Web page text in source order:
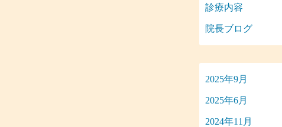
診療内容
院長ブログ
2025年9月
2025年6月
2024年11月